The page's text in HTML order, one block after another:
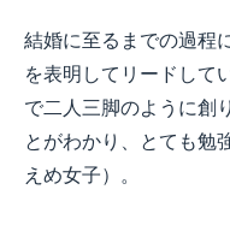
結婚に至るまでの過程
を表明してリードして
で二人三脚のように創
とがわかり、とても勉
えめ女子）。